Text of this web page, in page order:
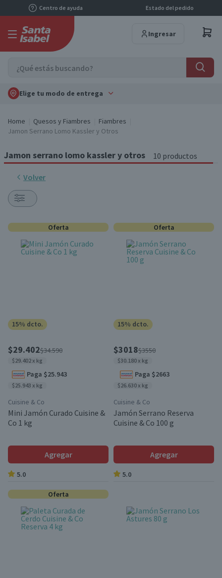
Centro de ayuda Estado del pedido
Ingresar
Elige tu modo de entrega
Home Quesos y Fiambres
Fiambres
Jamon Serrano Lomo Kassler y Otros
Jamon serrano lomo kassler y otros 10 productos
Volver
Oferta
15% dcto.
$29.402$34.590
$29.402 x kg
Paga $25.943
$25.943 x kg
Cuisine & Co
Mini Jamón Curado Cuisine &
Co 1 kg
Agregar
5.0
Oferta
15% dcto.
$3018$3550
$30.180 x kg
Paga $2663
$26.630 x kg
Cuisine & Co
Jamón Serrano Reserva
Cuisine & Co 100 g
Agregar
5.0
Oferta